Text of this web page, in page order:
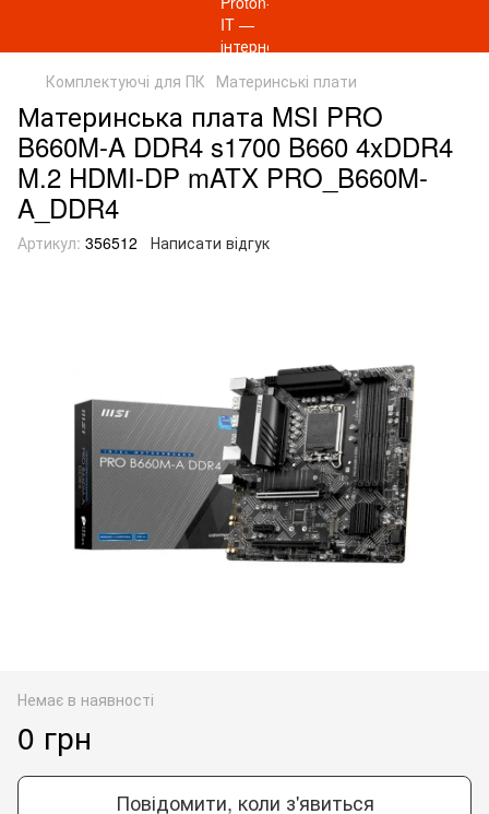
Комплектуючі для ПК Материнські плати
Материнcька плата MSI PRO
B660M-A DDR4 s1700 B660 4xDDR4
M.2 HDMI-DP mATX PRO_B660M-
A_DDR4
Артикул: 356512 Написати відгук
Немає в наявності
0 грн
Повідомити, коли з'явиться